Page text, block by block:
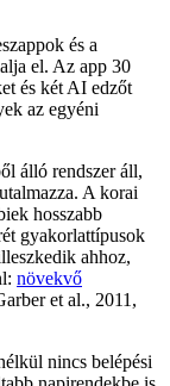
és a
el. Az app 30
és két AI edzőt
az egyéni
álló rendszer áll,
A korai
hosszabb
gyakorlattípusok
ahhoz,
növekvő
et al., 2011,
nincs belépési